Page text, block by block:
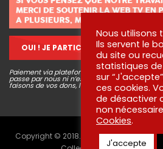
OUI ! JE PARTICIPE !
Paiement via plateforme sécurisé STRIPE,
passe par nous ni n’est conservée. Pour en
faisons de vos dons, lisez nos engagements!
Copyright © 2018. Tous droits réservés
Nous utilisons
Ils servent le
du site ou
statistiques de
sur
ces cookies.
de désactiver
non
Cookies.
J'accepte